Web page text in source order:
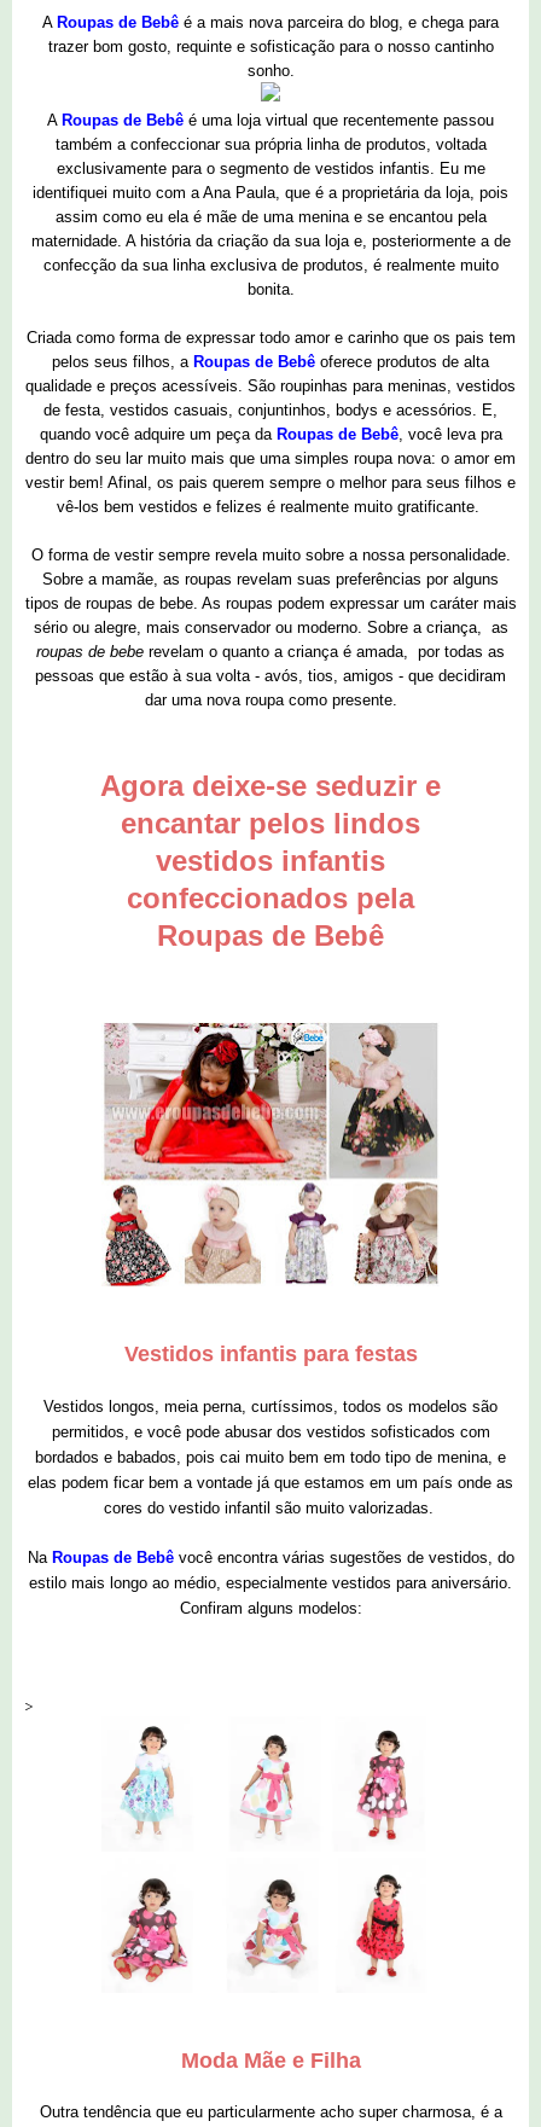
A Roupas de Bebê é a mais nova parceira do blog, e chega para
trazer bom gosto, requinte e sofisticação para o nosso cantinho
sonho.
A Roupas de Bebê é uma loja virtual que recentemente passou
também a confeccionar sua própria linha de produtos, voltada
exclusivamente para o segmento de vestidos infantis. Eu me
identifiquei muito com a Ana Paula, que é a proprietária da loja, pois
assim como eu ela é mãe de uma menina e se encantou pela
maternidade. A história da criação da sua loja e, posteriormente a de
confecção da sua linha exclusiva de produtos, é realmente muito
bonita.
Criada como forma de expressar todo amor e carinho que os pais tem
pelos seus filhos, a Roupas de Bebê oferece produtos de alta
qualidade e preços acessíveis. São roupinhas para meninas, vestidos
de festa, vestidos casuais, conjuntinhos, bodys e acessórios. E,
quando você adquire um peça da Roupas de Bebê, você leva pra
dentro do seu lar muito mais que uma simples roupa nova: o amor em
vestir bem! Afinal, os pais querem sempre o melhor para seus filhos e
vê-los bem vestidos e felizes é realmente muito gratificante.
O forma de vestir sempre revela muito sobre a nossa personalidade.
Sobre a mamãe, as roupas revelam suas preferências por alguns
tipos de roupas de bebe. As roupas podem expressar um caráter mais
sério ou alegre, mais conservador ou moderno. Sobre a criança, as
roupas de bebe revelam o quanto a criança é amada, por todas as
pessoas que estão à sua volta - avós, tios, amigos - que decidiram
dar uma nova roupa como presente.
Agora deixe-se seduzir e
encantar pelos lindos
vestidos infantis
confeccionados pela
Roupas de Bebê
Vestidos infantis para festas
Vestidos longos, meia perna, curtíssimos, todos os modelos são
permitidos, e você pode abusar dos vestidos sofisticados com
bordados e babados, pois cai muito bem em todo tipo de menina, e
elas podem ficar bem a vontade já que estamos em um país onde as
cores do vestido infantil são muito valorizadas.
Na Roupas de Bebêvocê encontra várias sugestões de vestidos, do
estilo mais longo ao médio, especialmente vestidos para aniversário.
Confiram alguns modelos:
>
Moda Mãe e Filha
Outra tendência que eu particularmente acho super charmosa, é a